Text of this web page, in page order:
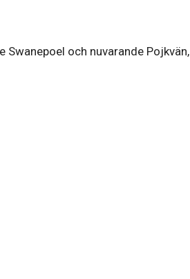
och nuvarande Pojkvän,